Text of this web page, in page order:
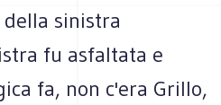
sinistra
fu asfaltata e
fa, non c'era Grillo,